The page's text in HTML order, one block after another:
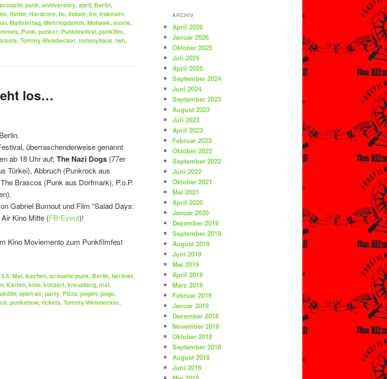
acoustic punk, anniversary, april, Berlin,
, fünfte, Hardcore, hc, Indoor, Iro, Irokesen,
, Maifeiertag, Mehringdamm, Mohawk, movie,
, Punk, punker, Punkfestival, punkfilm,
, Tommy Weisbecker, tommyhaus, twh,
los…
überraschenderweise genannt
ab 18 Uhr auf; The Nazi Dogs (77er
Türkei), Abbruch (Punkrock aus
Brascos (Punk aus Dorfmark), P.o.P.
Gabriel Burnout und Film “Salad Days:
Kino Mitte (FB-Event)!
Kino Moviemento zum Punkfilmfest
3.5. Mai, Aachen, acoustic punk, Berlin, berliner,
, Karten, kino, konzert, kreuzberg, mai,
, open air, party, Pizza, pogen, pogo,
, punkshow, tickets, Tommy Weisbecker,
ARCHIV
April 2026
Januar 2026
Oktober 2025
Juli 2025
April 2025
September 2024
Juni 2024
September 2023
August 2023
Juli 2023
April 2023
Februar 2023
Oktober 2022
September 2022
Juni 2022
Oktober 2021
Mai 2021
April 2020
Januar 2020
Dezember 2019
September 2019
August 2019
Juni 2019
Mai 2019
April 2019
März 2019
Februar 2019
Januar 2019
Dezember 2018
November 2018
Oktober 2018
September 2018
August 2018
Juni 2018